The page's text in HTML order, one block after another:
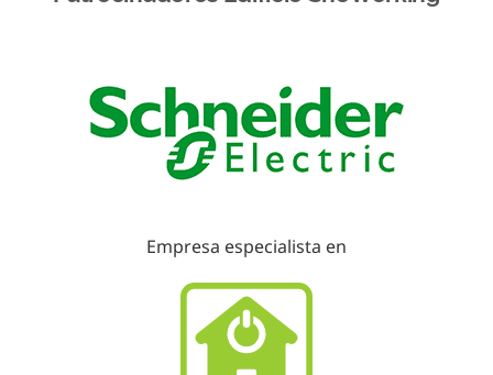
Climatización sostenible
Sostenibilidad
Empresa especialista en